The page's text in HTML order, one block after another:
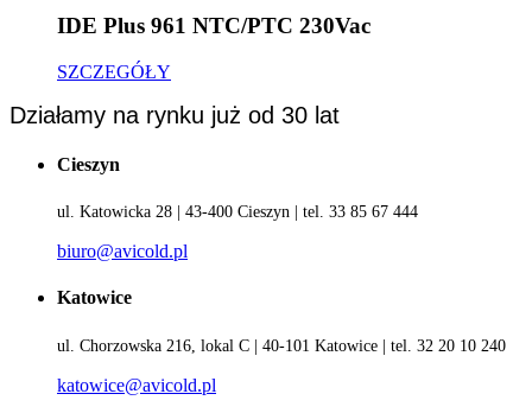
IDE Plus 961 NTC/PTC 230Vac
SZCZEGÓŁY
Działamy na rynku już od 30 lat
Cieszyn
ul. Katowicka 28 | 43-400 Cieszyn | tel. 33 85 67 444
biuro@avicold.pl
Katowice
ul. Chorzowska 216, lokal C | 40-101 Katowice | tel. 32 20 10 240
katowice@avicold.pl